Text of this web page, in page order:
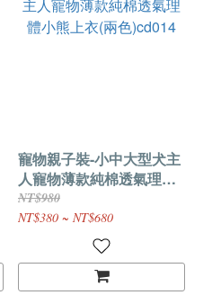
寵物親子裝-小中大型犬主
人寵物薄款純棉透氣理體
小熊上衣(兩色)cd014
NT$980
NT$380 ~ NT$680